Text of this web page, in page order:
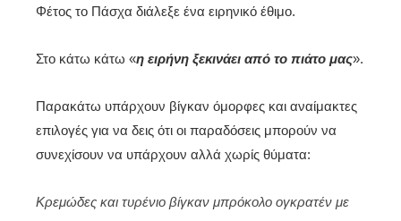
Φέτος το Πάσχα διάλεξε ένα ειρηνικό έθιμο.
Στο κάτω κάτω «η ειρήνη ξεκινάει από το πιάτο μας».
Παρακάτω υπάρχουν βίγκαν όμορφες και αναίμακτες
επιλογές για να δεις ότι οι παραδόσεις μπορούν να
συνεχίσουν να υπάρχουν αλλά χωρίς θύματα:
Κρεμώδες και τυρένιο βίγκαν μπρόκολο ογκρατέν με